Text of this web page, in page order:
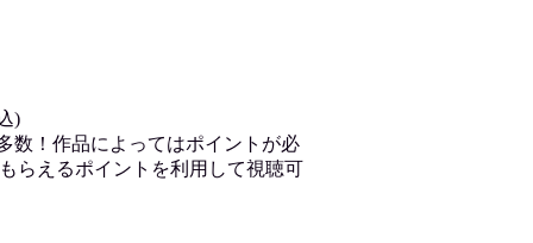
)
！作品によってはポイントが必
らえるポイントを利用して視聴可